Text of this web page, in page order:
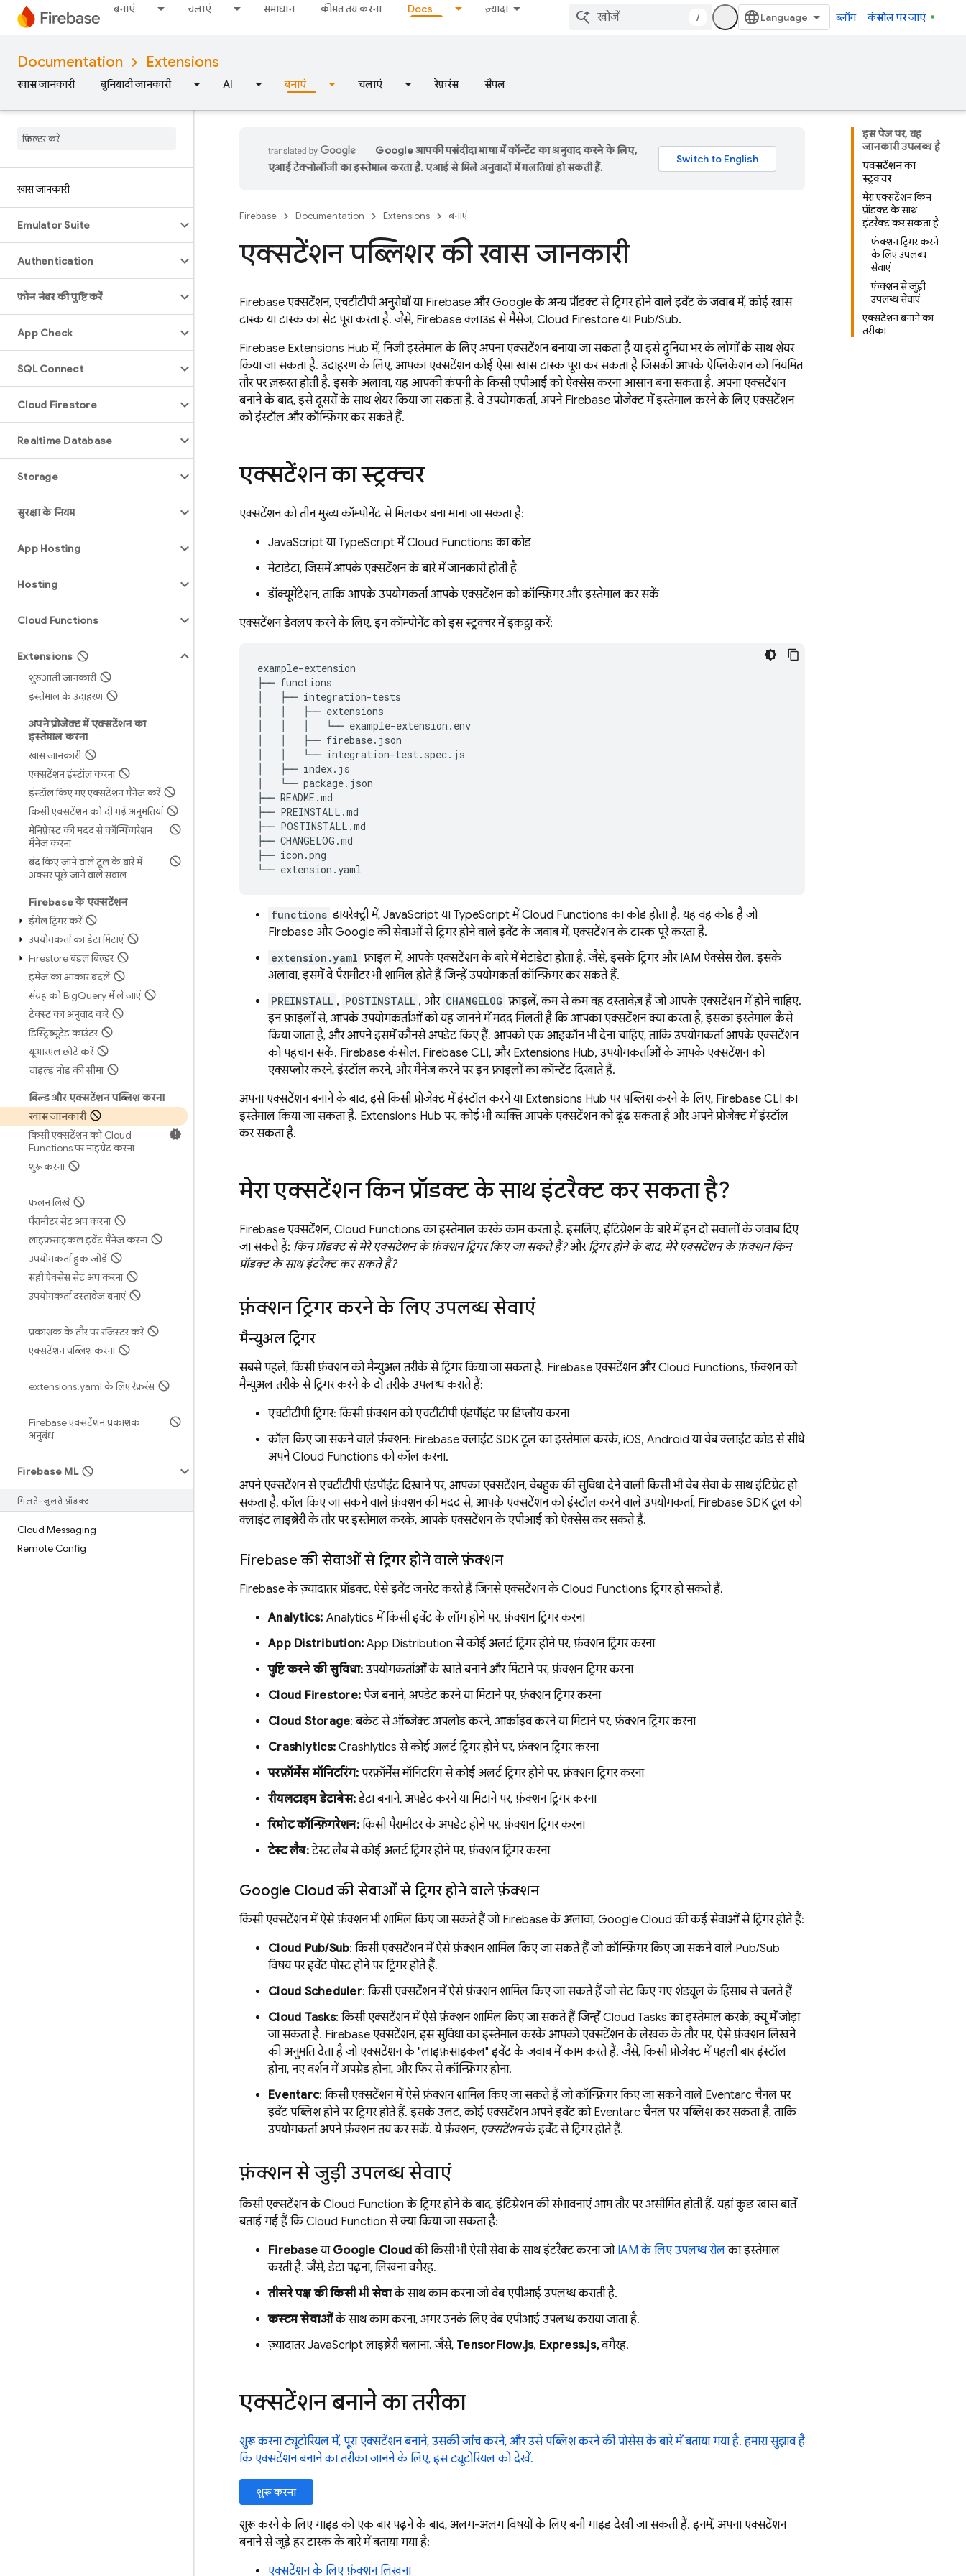
बनाएं चलाएं समाधान कीमत तय करना Docs ज़्यादा
/ ब्लॉग कंसोल पर जाएं
Documentation Extensions
खास जानकारी बुनियादी जानकारी AI बनाएं चलाएं रेफ़रंस सैंपल
खास जानकारी
Emulator Suite
Authentication
फ़ोन नंबर की पुष्टि करें
App Check
SQL Connect
Cloud Firestore
Realtime Database
Storage
सुरक्षा के नियम
App Hosting
Hosting
Cloud Functions
Extensions
शुरुआती जानकारी
इस्तेमाल के उदाहरण
अपने प्रोजेक्ट में एक्सटेंशन का
इस्तेमाल करना
खास जानकारी
एक्सटेंशन इंस्टॉल करना
इंस्टॉल किए गए एक्सटेंशन मैनेज करें
किसी एक्सटेंशन को दी गई अनुमतियां
मेनिफ़ेस्ट की मदद से कॉन्फ़िगरेशन
मैनेज करना
बंद किए जाने वाले टूल के बारे में
अक्सर पूछे जाने वाले सवाल
Firebase के एक्सटेंशन
ईमेल ट्रिगर करें
उपयोगकर्ता का डेटा मिटाएं
Firestore बंडल बिल्डर
इमेज का आकार बदलें
संग्रह को BigQuery में ले जाएं
टेक्स्ट का अनुवाद करें
डिस्ट्रिब्यूटेड काउंटर
यूआरएल छोटे करें
चाइल्ड नोड की सीमा
बिल्ड और एक्सटेंशन पब्लिश करना
खास जानकारी
किसी एक्सटेंशन को Cloud
Functions पर माइग्रेट करना
शुरू करना
फलन लिखें
पैरामीटर सेट अप करना
लाइफ़साइकल इवेंट मैनेज करना
उपयोगकर्ता हुक जोड़ें
सही ऐक्सेस सेट अप करना
उपयोगकर्ता दस्तावेज़ बनाएं
प्रकाशक के तौर पर रजिस्टर करें
एक्सटेंशन पब्लिश करना
extensions.yaml के लिए रेफ़रंस
Firebase एक्सटेंशन प्रकाशक
अनुबंध
Firebase ML
मिलते-जुलते प्रॉडक्ट
Cloud Messaging
Remote Config
इस पेज पर, यह
जानकारी उपलब्ध है
एक्सटेंशन का
स्ट्रक्चर
मेरा एक्सटेंशन किन
प्रॉडक्ट के साथ
इंटरैक्ट कर सकता है?
फ़ंक्शन ट्रिगर करने
के लिए उपलब्ध
सेवाएं
फ़ंक्शन से जुड़ी
उपलब्ध सेवाएं
एक्सटेंशन बनाने का
तरीका
Google आपकी पसंदीदा भाषा में कॉन्टेंट का अनुवाद करने के लिए,
एआई टेक्नोलॉजी का इस्तेमाल करता है. एआई से मिले अनुवादों में गलतियां हो सकती हैं.
Firebase Documentation Extensions बनाएं
एक्सटेंशन पब्लिशर की खास जानकारी
Firebase एक्सटेंशन, एचटीटीपी अनुरोधों या Firebase और Google के अन्य प्रॉडक्ट से ट्रिगर होने वाले इवेंट के जवाब में, कोई खास
टास्क या टास्क का सेट पूरा करता है. जैसे, Firebase क्लाउड से मैसेज, Cloud Firestore या Pub/Sub.
Firebase Extensions Hub में, निजी इस्तेमाल के लिए अपना एक्सटेंशन बनाया जा सकता है या इसे दुनिया भर के लोगों के साथ शेयर
किया जा सकता है. उदाहरण के लिए, आपका एक्सटेंशन कोई ऐसा खास टास्क पूरा कर सकता है जिसकी आपके ऐप्लिकेशन को नियमित
तौर पर ज़रूरत होती है. इसके अलावा, यह आपकी कंपनी के किसी एपीआई को ऐक्सेस करना आसान बना सकता है. अपना एक्सटेंशन
बनाने के बाद, इसे दूसरों के साथ शेयर किया जा सकता है. वे उपयोगकर्ता, अपने Firebase प्रोजेक्ट में इस्तेमाल करने के लिए एक्सटेंशन
को इंस्टॉल और कॉन्फ़िगर कर सकते हैं.
एक्सटेंशन का स्ट्रक्चर
एक्सटेंशन को तीन मुख्य कॉम्पोनेंट से मिलकर बना माना जा सकता है:
JavaScript या TypeScript में Cloud Functions का कोड
मेटाडेटा, जिसमें आपके एक्सटेंशन के बारे में जानकारी होती है
डॉक्यूमेंटेशन, ताकि आपके उपयोगकर्ता आपके एक्सटेंशन को कॉन्फ़िगर और इस्तेमाल कर सकें
एक्सटेंशन डेवलप करने के लिए, इन कॉम्पोनेंट को इस स्ट्रक्चर में इकट्ठा करें:
example-extension
├── functions
│   ├── integration-tests
│   │   ├── extensions
│   │   │   └── example-extension.env
│   │   ├── firebase.json
│   │   └── integration-test.spec.js
│   ├── index.js
│   └── package.json
├── README.md
├── PREINSTALL.md
├── POSTINSTALL.md
├── CHANGELOG.md
├── icon.png
functions डायरेक्ट्री में, JavaScript या TypeScript में Cloud Functions का कोड होता है. यह वह कोड है जो
Firebase और Google की सेवाओं से ट्रिगर होने वाले इवेंट के जवाब में, एक्सटेंशन के टास्क पूरे करता है.
extension.yaml फ़ाइल में, आपके एक्सटेंशन के बारे में मेटाडेटा होता है. जैसे, इसके ट्रिगर और IAM ऐक्सेस रोल. इसके
अलावा, इसमें वे पैरामीटर भी शामिल होते हैं जिन्हें उपयोगकर्ता कॉन्फ़िगर कर सकते हैं.
PREINSTALL , POSTINSTALL , और CHANGELOG फ़ाइलें, कम से कम वह दस्तावेज़ हैं जो आपके एक्सटेंशन में होने चाहिए.
इन फ़ाइलों से, आपके उपयोगकर्ताओं को यह जानने में मदद मिलती है कि आपका एक्सटेंशन क्या करता है, इसका इस्तेमाल कैसे
किया जाता है, और आपने इसमें कौनसे अपडेट किए हैं. आपको एक आइकॉन भी देना चाहिए, ताकि उपयोगकर्ता आपके एक्सटेंशन
को पहचान सकें. Firebase कंसोल, Firebase CLI, और Extensions Hub, उपयोगकर्ताओं के आपके एक्सटेंशन को
एक्सप्लोर करने, इंस्टॉल करने, और मैनेज करने पर इन फ़ाइलों का कॉन्टेंट दिखाते हैं.
अपना एक्सटेंशन बनाने के बाद, इसे किसी प्रोजेक्ट में इंस्टॉल करने या Extensions Hub पर पब्लिश करने के लिए, Firebase CLI का
इस्तेमाल किया जा सकता है. Extensions Hub पर, कोई भी व्यक्ति आपके एक्सटेंशन को ढूंढ सकता है और अपने प्रोजेक्ट में इंस्टॉल
कर सकता है.
मेरा एक्सटेंशन किन प्रॉडक्ट के साथ इंटरैक्ट कर सकता है?
Firebase एक्सटेंशन, Cloud Functions का इस्तेमाल करके काम करता है. इसलिए, इंटिग्रेशन के बारे में इन दो सवालों के जवाब दिए
जा सकते हैं: किन प्रॉडक्ट से मेरे एक्सटेंशन के फ़ंक्शन ट्रिगर किए जा सकते हैं?और ट्रिगर होने के बाद, मेरे एक्सटेंशन के फ़ंक्शन किन
प्रॉडक्ट के साथ इंटरैक्ट कर सकते हैं?
फ़ंक्शन ट्रिगर करने के लिए उपलब्ध सेवाएं
मैन्युअल ट्रिगर
सबसे पहले, किसी फ़ंक्शन को मैन्युअल तरीके से ट्रिगर किया जा सकता है. Firebase एक्सटेंशन और Cloud Functions, फ़ंक्शन को
मैन्युअल तरीके से ट्रिगर करने के दो तरीके उपलब्ध कराते हैं:
एचटीटीपी ट्रिगर: किसी फ़ंक्शन को एचटीटीपी एंडपॉइंट पर डिप्लॉय करना
कॉल किए जा सकने वाले फ़ंक्शन: Firebase क्लाइंट SDK टूल का इस्तेमाल करके, iOS, Android या वेब क्लाइंट कोड से सीधे
अपने Cloud Functions को कॉल करना.
अपने एक्सटेंशन से एचटीटीपी एंडपॉइंट दिखाने पर, आपका एक्सटेंशन, वेबहुक की सुविधा देने वाली किसी भी वेब सेवा के साथ इंटिग्रेट हो
सकता है. कॉल किए जा सकने वाले फ़ंक्शन की मदद से, आपके एक्सटेंशन को इंस्टॉल करने वाले उपयोगकर्ता, Firebase SDK टूल को
क्लाइंट लाइब्रेरी के तौर पर इस्तेमाल करके, आपके एक्सटेंशन के एपीआई को ऐक्सेस कर सकते हैं.
Firebase की सेवाओं से ट्रिगर होने वाले फ़ंक्शन
Firebase के ज़्यादातर प्रॉडक्ट, ऐसे इवेंट जनरेट करते हैं जिनसे एक्सटेंशन के Cloud Functions ट्रिगर हो सकते हैं.
Analytics: Analytics में किसी इवेंट के लॉग होने पर, फ़ंक्शन ट्रिगर करना
App Distribution: App Distribution से कोई अलर्ट ट्रिगर होने पर, फ़ंक्शन ट्रिगर करना
पुष्टि करने की सुविधा: उपयोगकर्ताओं के खाते बनाने और मिटाने पर, फ़ंक्शन ट्रिगर करना
Cloud Firestore: पेज बनाने, अपडेट करने या मिटाने पर, फ़ंक्शन ट्रिगर करना
Cloud Storage: बकेट से ऑब्जेक्ट अपलोड करने, आर्काइव करने या मिटाने पर, फ़ंक्शन ट्रिगर करना
Crashlytics: Crashlytics से कोई अलर्ट ट्रिगर होने पर, फ़ंक्शन ट्रिगर करना
परफ़ॉर्मेंस मॉनिटरिंग: परफ़ॉर्मेंस मॉनिटरिंग से कोई अलर्ट ट्रिगर होने पर, फ़ंक्शन ट्रिगर करना
रीयलटाइम डेटाबेस:डेटा बनाने, अपडेट करने या मिटाने पर, फ़ंक्शन ट्रिगर करना
रिमोट कॉन्फ़िगरेशन:किसी पैरामीटर के अपडेट होने पर, फ़ंक्शन ट्रिगर करना
टेस्ट लैब:टेस्ट लैब से कोई अलर्ट ट्रिगर होने पर, फ़ंक्शन ट्रिगर करना
Google Cloud की सेवाओं से ट्रिगर होने वाले फ़ंक्शन
किसी एक्सटेंशन में ऐसे फ़ंक्शन भी शामिल किए जा सकते हैं जो Firebase के अलावा, Google Cloud की कई सेवाओं से ट्रिगर होते हैं:
Cloud Pub/Sub: किसी एक्सटेंशन में ऐसे फ़ंक्शन शामिल किए जा सकते हैं जो कॉन्फ़िगर किए जा सकने वाले Pub/Sub
विषय पर इवेंट पोस्ट होने पर ट्रिगर होते हैं.
Cloud Scheduler: किसी एक्सटेंशन में ऐसे फ़ंक्शन शामिल किए जा सकते हैं जो सेट किए गए शेड्यूल के हिसाब से चलते हैं
Cloud Tasks: किसी एक्सटेंशन में ऐसे फ़ंक्शन शामिल किए जा सकते हैं जिन्हें Cloud Tasks का इस्तेमाल करके, क्यू में जोड़ा
जा सकता है. Firebase एक्सटेंशन, इस सुविधा का इस्तेमाल करके आपको एक्सटेंशन के लेखक के तौर पर, ऐसे फ़ंक्शन लिखने
की अनुमति देता है जो एक्सटेंशन के "लाइफ़साइकल" इवेंट के जवाब में काम करते हैं. जैसे, किसी प्रोजेक्ट में पहली बार इंस्टॉल
होना, नए वर्शन में अपग्रेड होना, और फिर से कॉन्फ़िगर होना.
Eventarc: किसी एक्सटेंशन में ऐसे फ़ंक्शन शामिल किए जा सकते हैं जो कॉन्फ़िगर किए जा सकने वाले Eventarc चैनल पर
इवेंट पब्लिश होने पर ट्रिगर होते हैं. इसके उलट, कोई एक्सटेंशन अपने इवेंट को Eventarc चैनल पर पब्लिश कर सकता है, ताकि
उपयोगकर्ता अपने फ़ंक्शन तय कर सकें. ये फ़ंक्शन, एक्सटेंशनके इवेंट से ट्रिगर होते हैं.
फ़ंक्शन से जुड़ी उपलब्ध सेवाएं
किसी एक्सटेंशन के Cloud Function के ट्रिगर होने के बाद, इंटिग्रेशन की संभावनाएं आम तौर पर असीमित होती हैं. यहां कुछ खास बातें
बताई गई हैं कि Cloud Function से क्या किया जा सकता है:
Firebaseया Google Cloudकी किसी भी ऐसी सेवा के साथ इंटरैक्ट करना जो IAM के लिए उपलब्ध रोलका इस्तेमाल
करती है. जैसे, डेटा पढ़ना, लिखना वगैरह.
तीसरे पक्ष की किसी भी सेवाके साथ काम करना जो वेब एपीआई उपलब्ध कराती है.
कस्टम सेवाओंके साथ काम करना, अगर उनके लिए वेब एपीआई उपलब्ध कराया जाता है.
ज़्यादातर JavaScript लाइब्रेरी चलाना. जैसे, TensorFlow.js, Express.js,वगैरह.
एक्सटेंशन बनाने का तरीका
शुरू करना ट्यूटोरियल में, पूरा एक्सटेंशन बनाने, उसकी जांच करने, और उसे पब्लिश करने की प्रोसेस के बारे में बताया गया है. हमारा सुझाव है
कि एक्सटेंशन बनाने का तरीका जानने के लिए, इस ट्यूटोरियल को देखें.
शुरू करना
शुरू करने के लिए गाइड को एक बार पढ़ने के बाद, अलग-अलग विषयों के लिए बनी गाइड देखी जा सकती हैं. इनमें, अपना एक्सटेंशन
बनाने से जुड़े हर टास्क के बारे में बताया गया है:
एक्सटेंशन के लिए फ़ंक्शन लिखना